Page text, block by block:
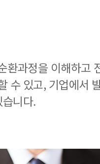
환과정을 이해하고
수 있고, 기업에서
니다.